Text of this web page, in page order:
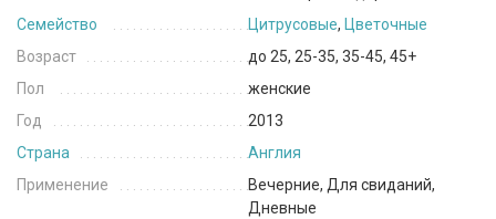
Семейство
Цитрусовые, Цветочные
Возраст
до 25, 25-35, 35-45, 45+
Пол
женские
Год
2013
Страна
Англия
Применение
Вечерние, Для свиданий,
Дневные